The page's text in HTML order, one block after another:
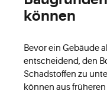
können
Bevor ein Gebäude
entscheidend, den
Schadstoffen zu
können aus